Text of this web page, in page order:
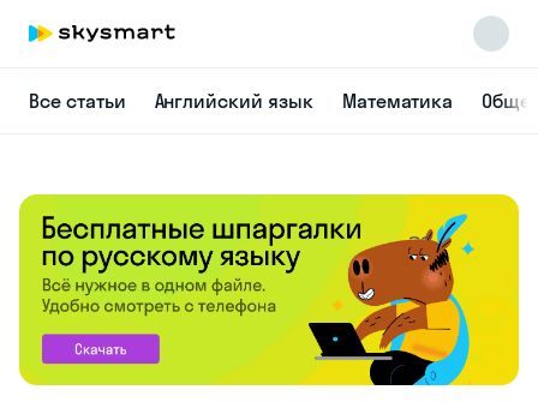
Все статьи Английский язык Математика